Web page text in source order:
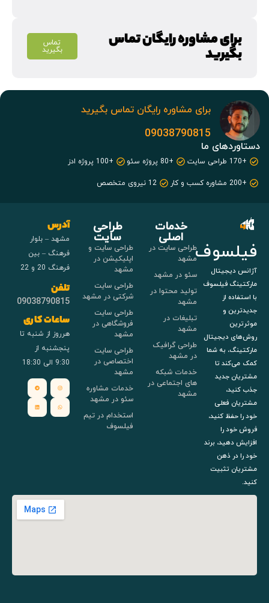
برای مشاوره رایگان تماس
بگیرید
تماس
بگیرید
برای مشاوره رایگان تماس بگیرید
09038790815
دستاوردهای ما
+170 طراحی سایت +80 پروژه سئو
+100 پروژه ادز
+200 مشاوره کسب و کار
12 نیروی متخصص
فیلسوف
آژانس دیجیتال
مارکتینگ فیلسوف
با استفاده از
جدیدترین و
موثرترین
روش‌های دیجیتال
مارکتینگ، به شما
کمک می‌کند تا
مشتریان جدید
جذب کنید،
مشتریان فعلی
خود را حفظ کنید،
فروش خود را
افزایش دهید، برند
خود را در ذهن
مشتریان تثبیت
کنید.
خدمات
اصلی
طراحی سایت در
مشهد
سئو در مشهد
تولید محتوا در
مشهد
تبلیغات در
مشهد
طراحی گرافیک
در مشهد
خدمات شبکه
های اجتماعی در
مشهد
طراحی
سایت
طراحی سایت و
اپلیکیشن در
مشهد
طراحی سایت
شرکتی در مشهد
طراحی سایت
فروشگاهی در
مشهد
طراحی سایت
اختصاصی در
مشهد
خدمات مشاوره
سئو در مشهد
استخدام در تیم
فیلسوف
آدرس
مشهد – بلوار
فرهنگ – بین
فرهنگ 20 و 22
تلفن
09038790815
ساعات کاری
هرروز از شنبه تا
پنجشنبه از
9:30 الی 18:30